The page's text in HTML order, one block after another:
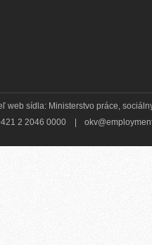
web sídla: Ministerstvo práce,
2 2046 0000